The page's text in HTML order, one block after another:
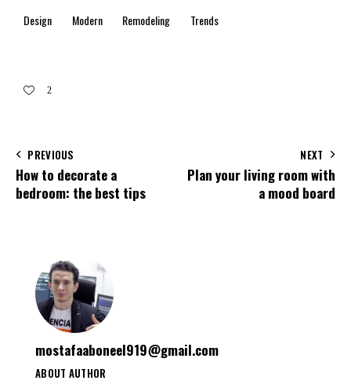
Design Modern Remodeling Trends
2
PREVIOUS
How to decorate a
bedroom: the best tips
NEXT
Plan your living room with
a mood board
mostafaaboneel919@gmail.com
ABOUT AUTHOR